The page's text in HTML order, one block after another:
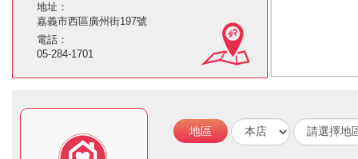
地址：
嘉義市西區廣州街197號
電話：
05-284-1701
地區